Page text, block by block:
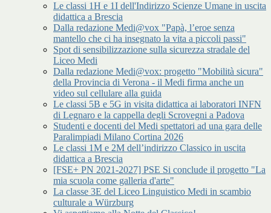
Le classi 1H e 1I dell'Indirizzo Scienze Umane in uscita
didattica a Brescia
Dalla redazione Medi@vox "Papà, l’eroe senza
mantello che ci ha insegnato la vita a piccoli passi"
Spot di sensibilizzazione sulla sicurezza stradale del
Liceo Medi
Dalla redazione Medi@vox: progetto "Mobilità sicura"
della Provincia di Verona - il Medi firma anche un
video sul cellulare alla guida
Le classi 5B e 5G in visita didattica ai laboratori INFN
di Legnaro e la cappella degli Scrovegni a Padova
Studenti e docenti del Medi spettatori ad una gara delle
Paralimpiadi Milano Cortina 2026
Le classi 1M e 2M dell’indirizzo Classico in uscita
didattica a Brescia
[FSE+ PN 2021-2027] PSE Si conclude il progetto "La
mia scuola come galleria d'arte"
La classe 3E del Liceo Linguistico Medi in scambio
culturale a Würzburg